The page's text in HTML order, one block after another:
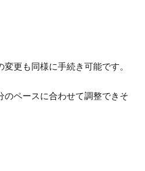
更も同様に手続き可能です。
のペースに合わせて調整できそ